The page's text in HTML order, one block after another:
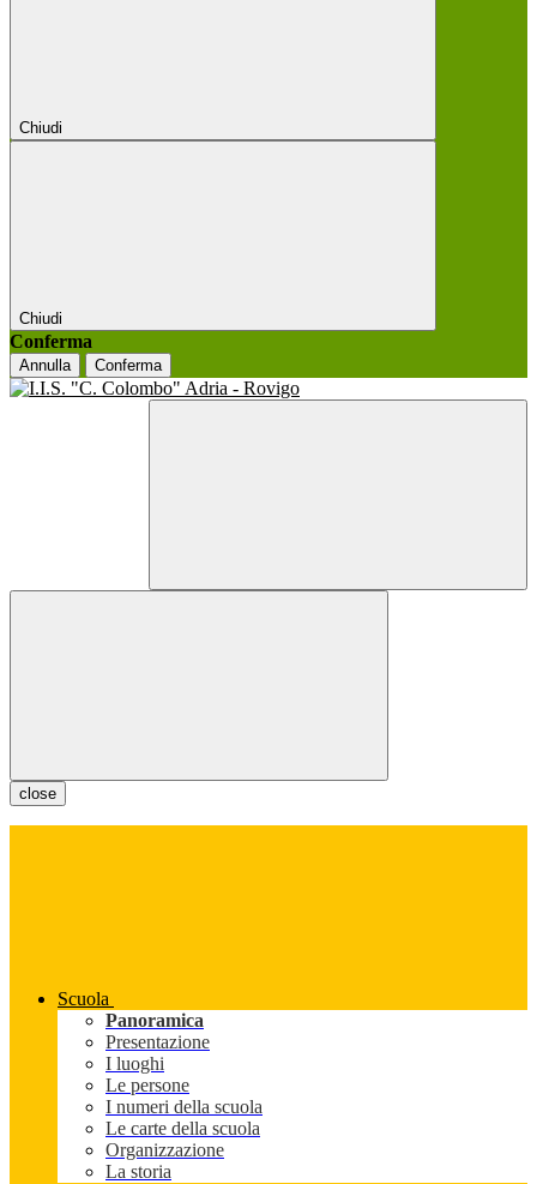
Chiudi
Chiudi
Conferma
Annulla Conferma
close
Scuola
Panoramica
Presentazione
I luoghi
Le persone
I numeri della scuola
Le carte della scuola
Organizzazione
La storia